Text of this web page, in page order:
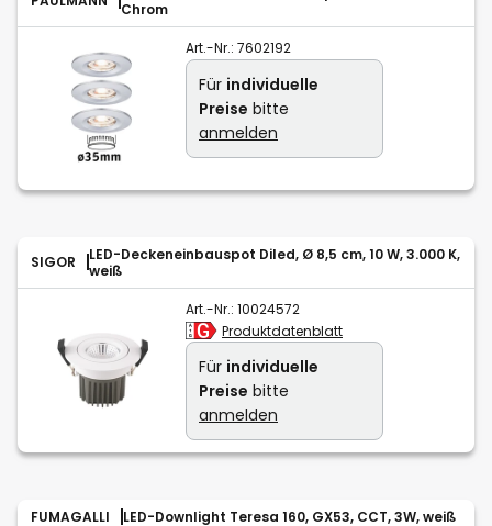
Chrom
Art.-Nr.: 7602192
Für individuelle
Preise bitte
anmelden
SIGOR
LED-Deckeneinbauspot Diled, Ø 8,5 cm, 10 W, 3.000 K,
weiß
Art.-Nr.: 10024572
Produktdatenblatt
Für individuelle
Preise bitte
anmelden
FUMAGALLI LED-Downlight Teresa 160, GX53, CCT, 3W, weiß